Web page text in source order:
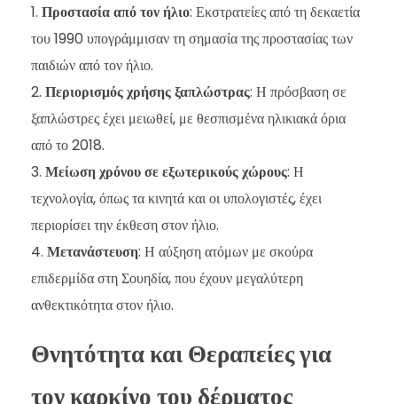
Προστασία από τον ήλιο: Εκστρατείες από τη δεκαετία
του 1990 υπογράμμισαν τη σημασία της προστασίας των
παιδιών από τον ήλιο.
Περιορισμός χρήσης ξαπλώστρας: Η πρόσβαση σε
ξαπλώστρες έχει μειωθεί, με θεσπισμένα ηλικιακά όρια
από το 2018.
Μείωση χρόνου σε εξωτερικούς χώρους: Η
τεχνολογία, όπως τα κινητά και οι υπολογιστές, έχει
περιορίσει την έκθεση στον ήλιο.
Μετανάστευση: Η αύξηση ατόμων με σκούρα
επιδερμίδα στη Σουηδία, που έχουν μεγαλύτερη
ανθεκτικότητα στον ήλιο.
Θνητότητα και Θεραπείες για
τον καρκίνο του δέρματος